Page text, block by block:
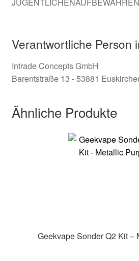
Verantwortliche Person
Intrade Concepts GmbH
Barentstraße 13 - 53881
Ähnliche Produkte
Geekvape Sonder Q2 Kit –